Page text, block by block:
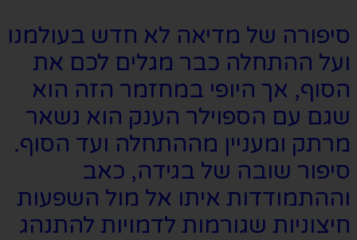
סיפורה של מדיאה לא חדש בעולמנו
ועל ההתחלה כבר מגלים לכם את
הסוף, אך היופי במחזמר הזה הוא
שגם עם הספוילר הענק הוא נשאר
מרתק ומעניין מההתחלה ועד הסוף.
סיפור שובה של בגידה, כאב
וההתמודדות איתו אל מול השפעות
חיצוניות שגורמות לדמויות להתנהג